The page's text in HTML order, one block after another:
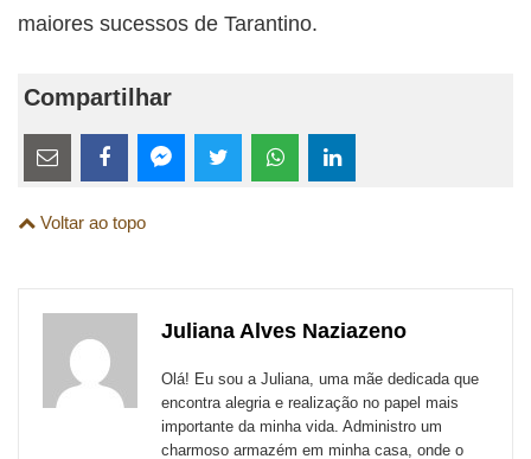
maiores sucessos de Tarantino.
Compartilhar
Estes
links
são
externos
esta
Email
esta
FacebookMessenger
TwitterWhatsApp
LinkedIn
Voltar ao topo
Juliana Alves Naziazeno
Olá! Eu sou a Juliana, uma mãe dedicada que
encontra alegria e realização no papel mais
importante da minha vida. Administro um
charmoso armazém em minha casa, onde o